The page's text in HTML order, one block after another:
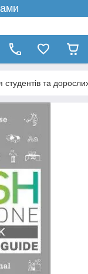
студентів та